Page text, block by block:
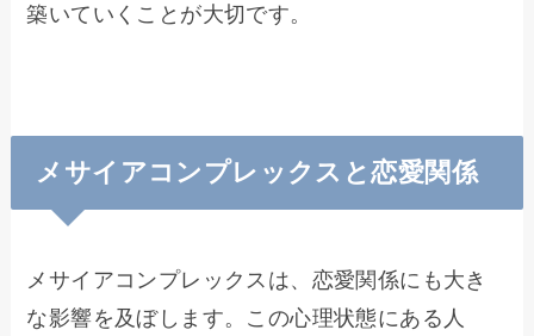
築いていくことが大切です。
メサイアコンプレックスと恋愛関係
メサイアコンプレックスは、恋愛関係にも大き
な影響を及ぼします。この心理状態にある人